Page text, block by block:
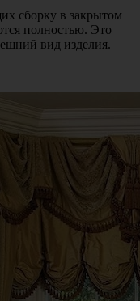
сборку в закрытом
полностью. Это
вид изделия.